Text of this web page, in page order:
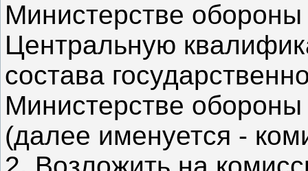
Министерстве
Центральную
состава
Министерстве
(далее именуется -